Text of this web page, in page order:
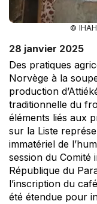
©
28 janvier 2025
Des pratiques
Norvège à la
production
traditionnelle du
éléments liés aux
sur la Liste
immatériel de
session du
République du
l’inscription du
été étendue pour